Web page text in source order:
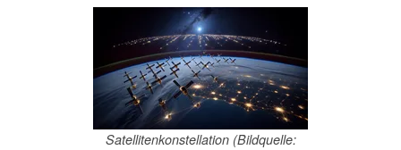
Satellitenkonstellation (Bildquelle: